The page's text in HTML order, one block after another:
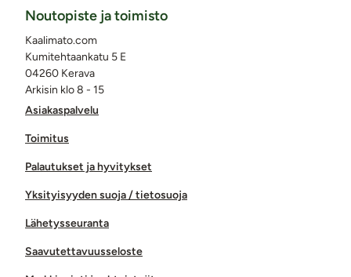
Asiakaspalvelu
Toimitus
Palautukset ja hyvitykset
Yksityisyyden suoja / tietosuoja
Lähetysseuranta
Saavutettavuusseloste
Noutopiste ja toimisto
Kaalimato.com
Kumitehtaankatu 5 E
04260 Kerava
Arkisin klo 8 - 15